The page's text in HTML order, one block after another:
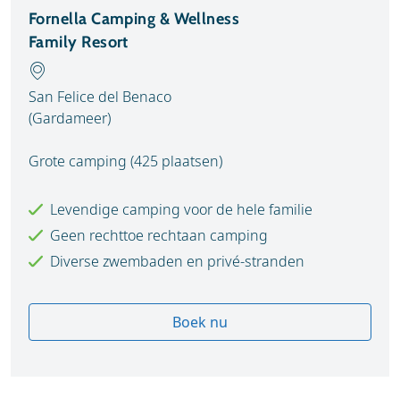
Fornella Camping & Wellness
Family Resort
San Felice del Benaco
(Gardameer)
Grote camping (425 plaatsen)
Levendige camping voor de hele familie
Geen rechttoe rechtaan camping
Diverse zwembaden en privé-stranden
Boek nu